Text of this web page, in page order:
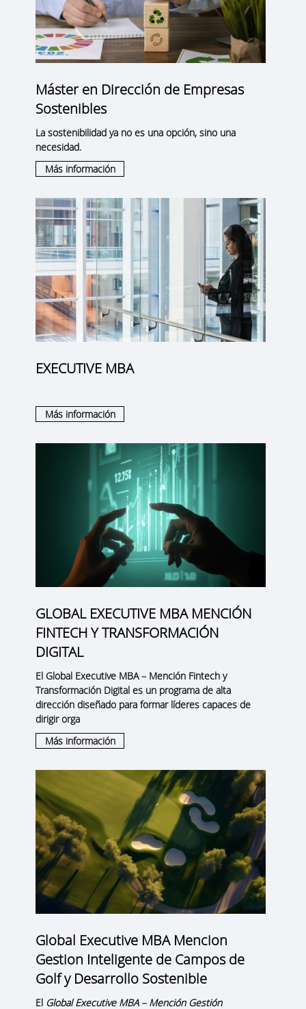
Máster en Dirección de Empresas
Sostenibles
La sostenibilidad ya no es una opción, sino una
necesidad.
Más información
EXECUTIVE MBA
Más información
GLOBAL EXECUTIVE MBA MENCIÓN
FINTECH Y TRANSFORMACIÓN
DIGITAL
El Global Executive MBA – Mención Fintech y
Transformación Digital es un programa de alta
dirección diseñado para formar líderes capaces de
dirigir orga
Más información
Global Executive MBA Mencion
Gestion Inteligente de Campos de
Golf y Desarrollo Sostenible
El Global Executive MBA – Mención Gestión